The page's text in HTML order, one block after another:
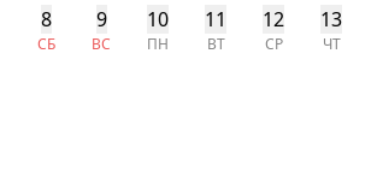
8
СБ
9
ВС
10
ПН
11
ВТ
12
СР
13
ЧТ